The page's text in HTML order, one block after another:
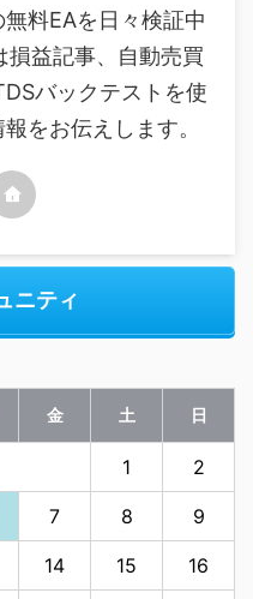
料EAを日々検証中
損益記事、自動売買
バックテストを使
をお伝えします。
ニティ
金 土 日
1 2
7 8 9
14 15 16